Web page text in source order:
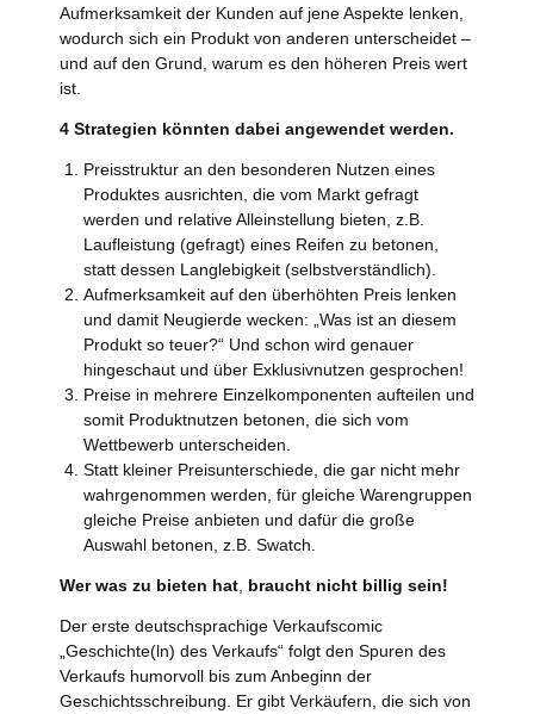
Aufmerksamkeit der Kunden auf jene Aspekte lenken,
wodurch sich ein Produkt von anderen unterscheidet –
und auf den Grund, warum es den höheren Preis wert
ist.
4 Strategien könnten dabei angewendet werden.
Preisstruktur an den besonderen Nutzen eines
Produktes ausrichten, die vom Markt gefragt
werden und relative Alleinstellung bieten, z.B.
Laufleistung (gefragt) eines Reifen zu betonen,
statt dessen Langlebigkeit (selbstverständlich).
Aufmerksamkeit auf den überhöhten Preis lenken
und damit Neugierde wecken: „Was ist an diesem
Produkt so teuer?“ Und schon wird genauer
hingeschaut und über Exklusivnutzen gesprochen!
Preise in mehrere Einzelkomponenten aufteilen und
somit Produktnutzen betonen, die sich vom
Wettbewerb unterscheiden.
Statt kleiner Preisunterschiede, die gar nicht mehr
wahrgenommen werden, für gleiche Warengruppen
gleiche Preise anbieten und dafür die große
Auswahl betonen, z.B. Swatch.
Wer was zu bieten hat braucht nicht billig sein!
Der erste deutschsprachige Verkaufscomic
„Geschichte(ln) des Verkaufs“ folgt den Spuren des
Verkaufs humorvoll bis zum Anbeginn der
Geschichtsschreibung. Er gibt Verkäufern, die sich von